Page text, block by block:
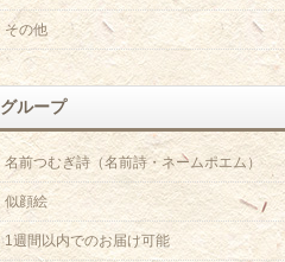
その他
グループ
名前つむぎ詩（名前詩・ネームポエム）
似顔絵
1週間以内でのお届け可能